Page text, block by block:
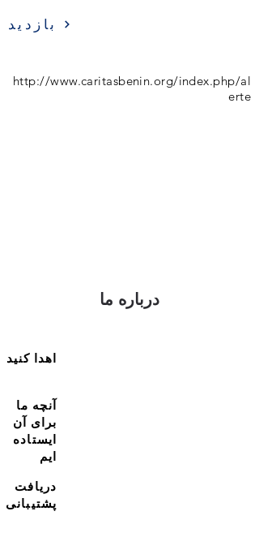
بازدید
http://www.caritasbenin.org/index.php/al
erte
درباره ما
اهدا کنید
آنچه ما
برای آن
ایستاده
ایم
دریافت
پشتیبانی